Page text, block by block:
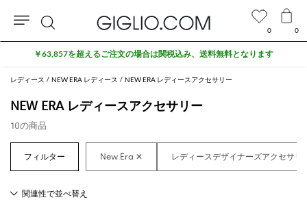
レディース NEW ERA レディース NEW ERA レディースアクセサリー
NEW ERA レディースアクセサリー
10の商品
0 0
検
索
￥63,857を超えるご注文の場合は関税込み、送料無料となります